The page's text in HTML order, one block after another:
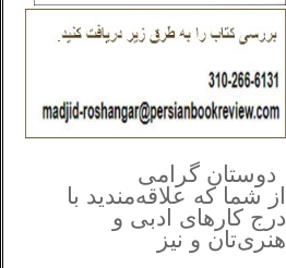
دوستان گرامی
از شما که علاقه‌مندید با
درج کارهای‌ ادبی و
هنری‌تان و نیز